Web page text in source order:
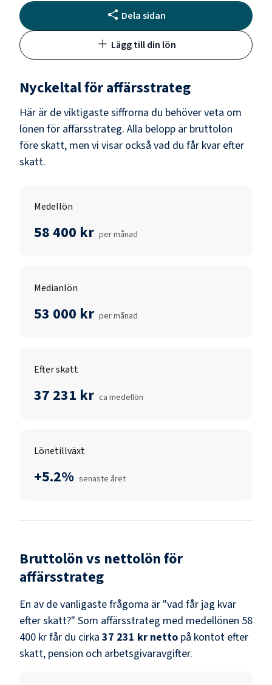
Dela sidan
Lägg till din lön
Nyckeltal föraffärsstrateg
Här är de viktigaste siffrorna du behöver veta om
lönen för affärsstrateg. Alla belopp är bruttolön
före skatt, men vi visar också vad du får kvar efter
skatt.
Medellön
58 400 kr per månad
Medianlön
53 000 kr per månad
Efter skatt
37 231 kr ca medellön
Lönetillväxt
+5.2% senaste året
Bruttolön vs nettolön för
affärsstrateg
En av de vanligaste frågorna är "vad får jag kvar
efter skatt?" Som affärsstrateg med medellönen 58
400 krfår du cirka 37 231 kr netto på kontot efter
skatt, pension och arbetsgivaravgifter.